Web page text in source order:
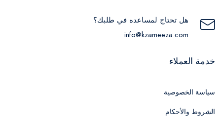
هل تحتاج لمساعده في طلبك؟
info@kzameeza.com
خدمة العملاء
سياسة الخصوصية
الشروط والأحكام